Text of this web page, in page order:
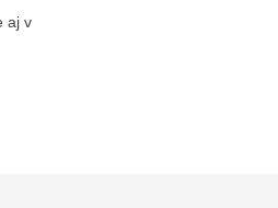
aj v